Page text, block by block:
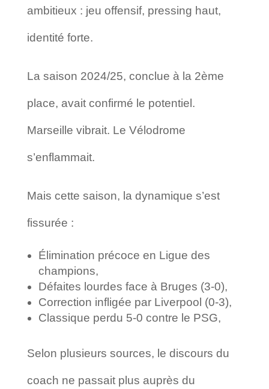
ambitieux : jeu offensif, pressing haut,
identité forte.
La saison 2024/25, conclue à la 2ème
place, avait confirmé le potentiel.
Marseille vibrait. Le Vélodrome
s’enflammait.
Mais cette saison, la dynamique s’est
fissurée :
Élimination précoce en Ligue des
champions,
Défaites lourdes face à Bruges (3-0),
Correction infligée par Liverpool (0-3),
Classique perdu 5-0 contre le PSG,
Selon plusieurs sources, le discours du
coach ne passait plus auprès du